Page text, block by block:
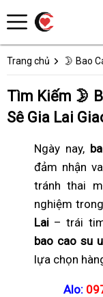
Trang chủ 🌛 Bao
Tìm Kiếm 🌛
Sê Gia Lai
Ngày nay,
đảm nhận
tránh thai
nghiệm
Lai – trái
bao cao su
lựa chọn
Alo: